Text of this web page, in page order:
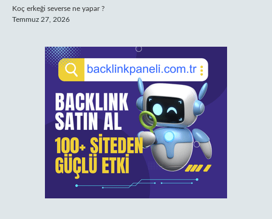
Koç erkeği severse ne yapar ?
Temmuz 27, 2026